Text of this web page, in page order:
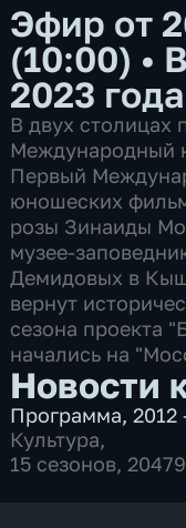
Эфир от
(10:00) •
2023 года
В двух столицах
Международный
Первый
юношеских
розы Зинаиды
музее-
Демидовых в
вернут
сезона проекта
начались на
Новости
Программа,2012
Культура,
15 сезонов,